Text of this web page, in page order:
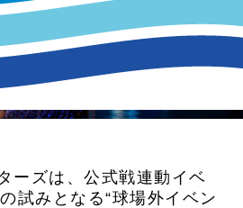
ーズは、公式戦連動イベ
試みとなる“球場外イベン